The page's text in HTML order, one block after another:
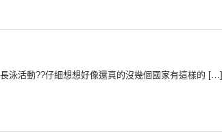
泳活動??仔細想想好像還真的沒幾個國家有這樣的 […]